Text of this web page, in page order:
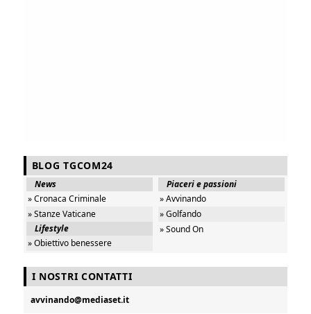
BLOG TGCOM24
News
» Cronaca Criminale
» Stanze Vaticane
Lifestyle
» Obiettivo benessere
Piaceri e passioni
» Avvinando
» Golfando
» Sound On
I NOSTRI CONTATTI
avvinando@mediaset.it